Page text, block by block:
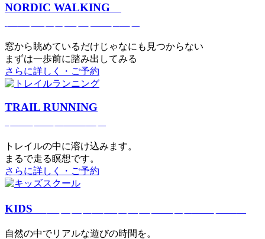
NORDIC WALKING
窓から眺めているだけじゃなにも見つからない
まずは一歩前に踏み出してみる
さらに詳しく・ご予約
TRAIL RUNNING
トレイルの中に溶け込みます。
まるで⾛る瞑想です。
さらに詳しく・ご予約
KIDS
⾃然の中でリアルな遊びの時間を。